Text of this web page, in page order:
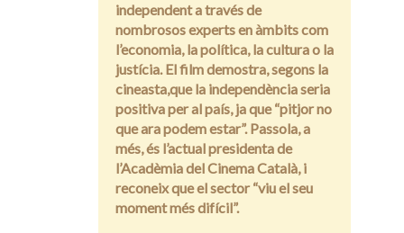
independent a través de
nombrosos experts en àmbits com
l’economia, la política, la cultura o la
justícia. El film demostra, segons la
cineasta,que la independència seria
positiva per al país, ja que “pitjor no
que ara podem estar”. Passola, a
més, és l’actual presidenta de
l’Acadèmia del Cinema Català, i
reconeix que el sector “viu el seu
moment més difícil”.